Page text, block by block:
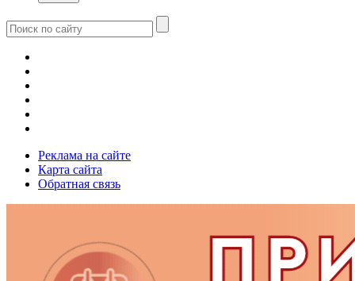
Реклама на сайте
Карта сайта
Обратная связь